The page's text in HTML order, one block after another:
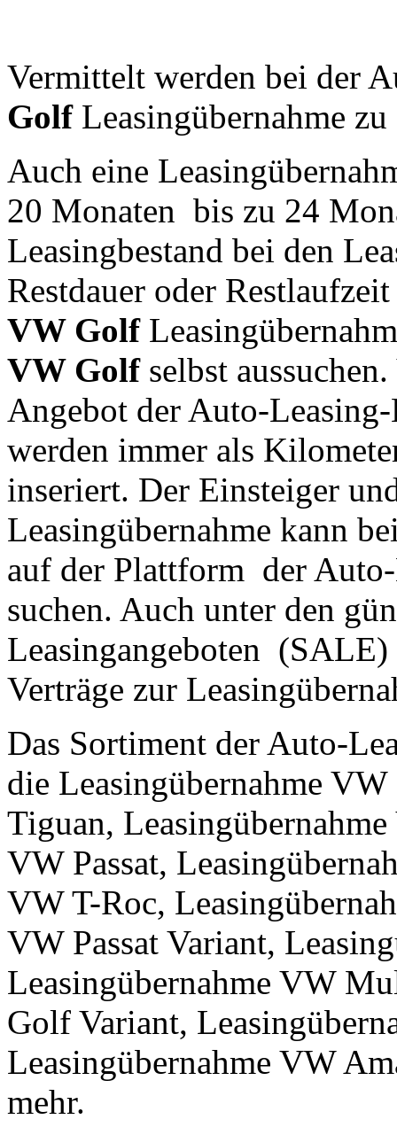
Vermittelt werden bei der
Golf Leasingübernahme
Auch eine
20 Monaten bis zu 24
Leasingbestand bei den
Restdauer oder
VW Golf
VW Golf selbst
Angebot der Auto-
werden immer als
inseriert. Der Einsteiger
Leasingübernahme kann
auf der Plattform der
suchen. Auch unter den
Leasingangeboten
Verträge zur
Das Sortiment der Auto-
die Leasingübernahme
Tiguan,
VW Passat,
VW T-Roc,
VW Passat Variant,
Leasingübernahme VW
Golf Variant,
Leasingübernahme VW
mehr.